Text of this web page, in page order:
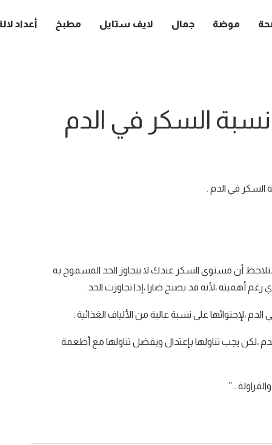
موضة جمال لايف ستايل مطبخ أعداد
السكر في الدم
السكر في الدم .
أن مستوى السكر عندك لا يتجاوز الحد المسموح به
أهميته ،لأنه قد يصبح ضارا ،إذا تجاوزت الحد .
،لإحتوائها على نسبة عالية من الألياف الغذائية .
،لكن يجب تناولها بإعتدال ويفضل تناولها مع أطعمة
…”